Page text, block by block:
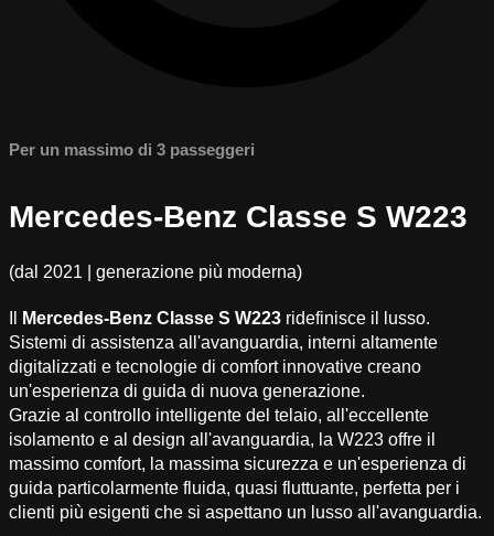
Per un massimo di 3 passeggeri
Mercedes-Benz Classe S W223
(dal 2021 | generazione più moderna)
Mercedes-Benz Classe S W223 ridefinisce il lusso.
Sistemi di assistenza all'avanguardia, interni altamente
digitalizzati e tecnologie di comfort innovative creano
un'esperienza di guida di nuova generazione.
Grazie al controllo intelligente del telaio, all'eccellente
isolamento e al design all'avanguardia, la W223 offre il
massimo comfort, la massima sicurezza e un'esperienza di
guida particolarmente fluida, quasi fluttuante, perfetta per i
clienti più esigenti che si aspettano un lusso all'avanguardia.